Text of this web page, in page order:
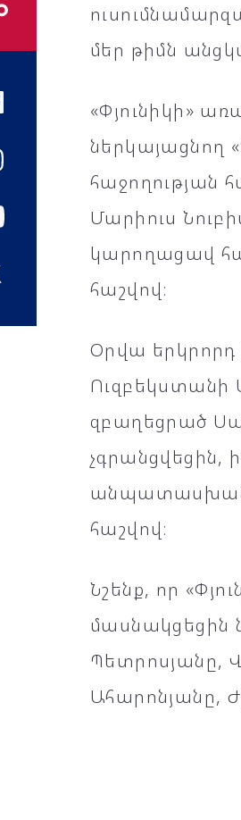
մեր թիմն
«Փյունիկի»
ներկայացնող
հաջողության
Մարիուս
կարողացավ
հաշվով։
Օրվա երկրորդ
Ուզբեկստանի
զբաղեցրած
չգրանցվեցին,
անպատասխան
հաշվով։
Նշենք, որ
մասնակցեցին
Պետրոսյանը,
Ահարոնյանը,